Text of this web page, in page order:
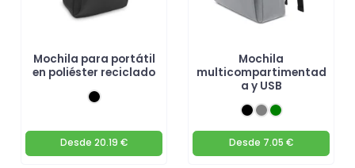
Mochila para portátil
en poliéster reciclado
Desde 20.19 €
Mochila
multicompartimentad
a y USB
Desde 7.05 €